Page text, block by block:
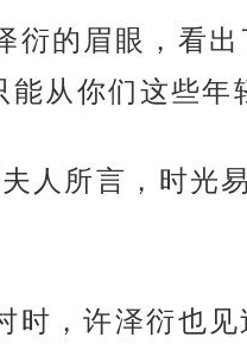
衍的眉眼，看
能从你们这些
人所言，时光
时，许泽衍也